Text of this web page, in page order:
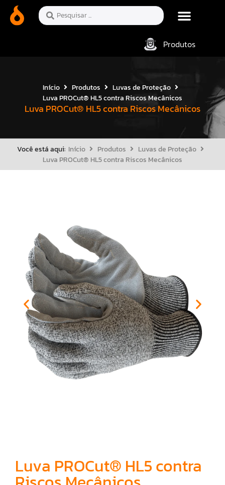
Produtos
Luva PROCut® HL5 contra Riscos Mecânicos
Início Produtos
Luvas de Proteção
Luva PROCut® HL5 contra Riscos Mecânicos
Você está aqui: Início Produtos
Luvas de Proteção
Luva PROCut® HL5 contra Riscos Mecânicos
Luva PROCut® HL5 contra